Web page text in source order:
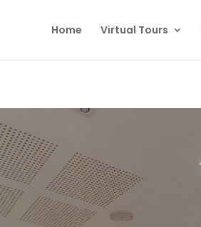
Home Virtual Tours